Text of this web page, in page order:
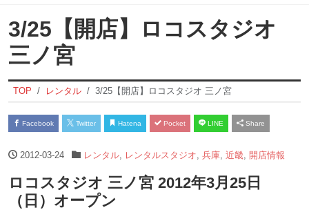
3/25【開店】ロコスタジオ
三ノ宮
TOP レンタル 3/25【開店】ロコスタジオ 三ノ宮
Facebook Twitter Hatena Pocket LINE Share
2012-03-24 レンタル, レンタルスタジオ 兵庫, 近畿, 開店情報
ロコスタジオ 三ノ宮 2012年3月25日
（日）オープン